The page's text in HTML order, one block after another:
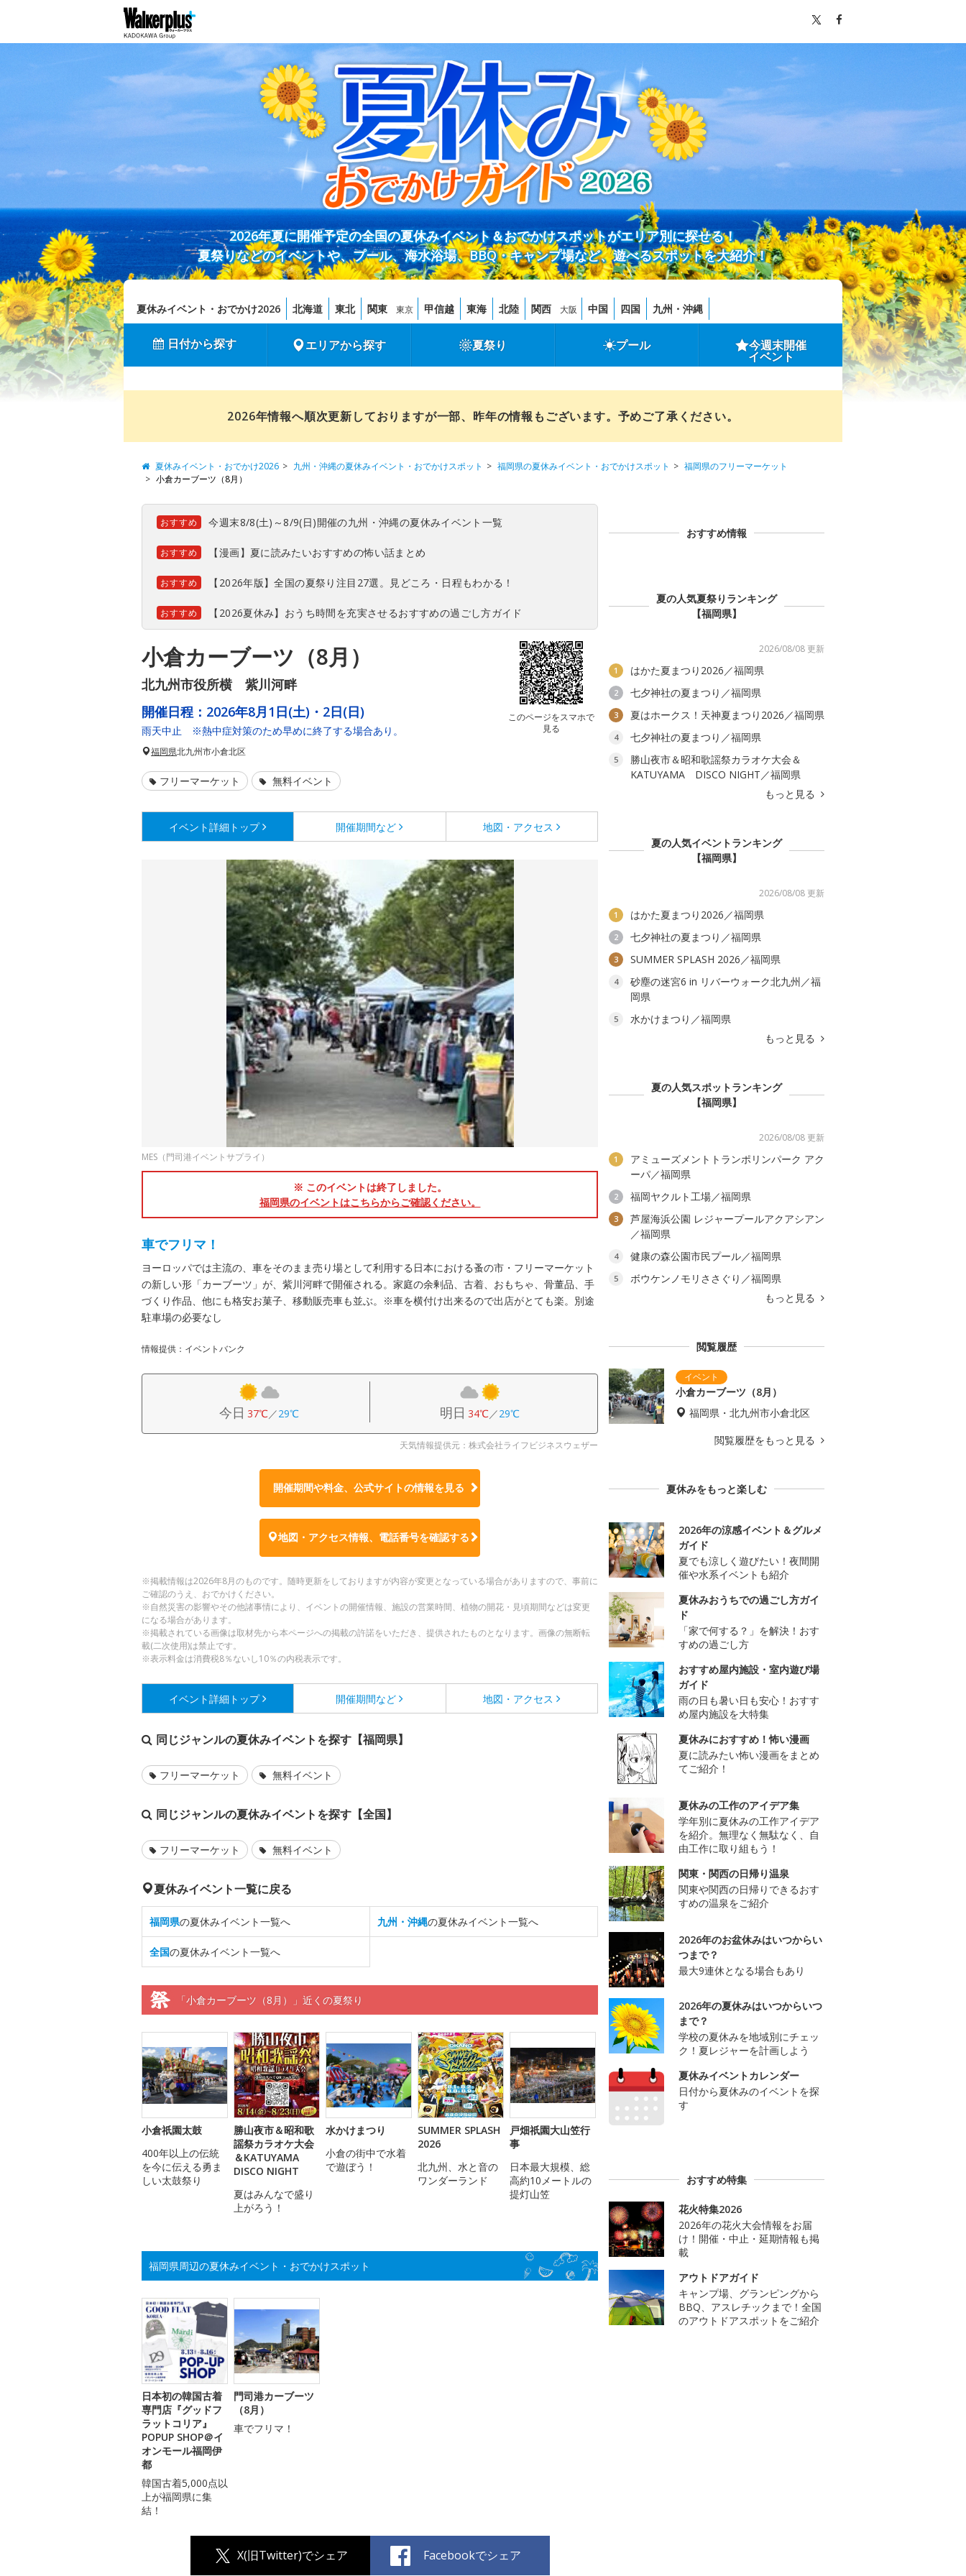
2026年夏に開催予定の全国の夏休みイベント＆おでかけスポットがエリア別に探せる！
夏祭りなどのイベントや、プール、海水浴場、BBQ・キャンプ場など、遊べるスポットを大紹介！
夏休みイベント・おでかけ2026 北海道 東北 関東 東京 甲信越 東海 北陸 関西 大阪 中国 四国 九州・沖縄
日付から探す エリアから探す 夏祭り プール 今週末開催
イベント
2026年情報へ順次更新しておりますが一部、昨年の情報もございます。予めご了承ください。
夏休みイベント・おでかけ2026 九州・沖縄の夏休みイベント・おでかけスポット 福岡県の夏休みイベント・おでかけスポット
福岡県のフリーマーケット
小倉カーブーツ（8月）
おすすめ 今週末8/8(土)～8/9(日)開催の九州・沖縄の夏休みイベント一覧
おすすめ 【漫画】夏に読みたいおすすめの怖い話まとめ
おすすめ 【2026年版】全国の夏祭り注目27選。見どころ・日程もわかる！
おすすめ 【2026夏休み】おうち時間を充実させるおすすめの過ごし方ガイド
小倉カーブーツ（8月）
北九州市役所横 紫川河畔
このページをスマホで
見る
開催日程： 2026年8月1日(土)・2日(日)
雨天中止 ※熱中症対策のため早めに終了する場合あり。
福岡県北九州市小倉北区
フリーマーケット 無料イベント
イベント詳細 トップ 開催期間など 地図・アクセス
MES（門司港イベントサプライ）
※ このイベントは終了しました。
福岡県のイベントはこちらからご確認ください。
車でフリマ！
ヨーロッパでは主流の、車をそのまま売り場として利用する日本における蚤の市・フリーマーケット
の新しい形「カーブーツ」が、紫川河畔で開催される。家庭の余剰品、古着、おもちゃ、骨董品、手
づくり作品、他にも格安お菓子、移動販売車も並ぶ。※車を横付け出来るので出店がとても楽。別途
駐車場の必要なし
情報提供：イベントバンク
今日 37℃／29℃ 明日 34℃／29℃
天気情報提供元：株式会社ライフビジネスウェザー
開催期間や料金、公式サイトの情報を見る
地図・アクセス情報、電話番号を確認する
※掲載情報は2026年8月のものです。随時更新をしておりますが内容が変更となっている場合がありますので、事前に
ご確認のうえ、おでかけください。
※自然災害の影響やその他諸事情により、イベントの開催情報、施設の営業時間、植物の開花・見頃期間などは変更
になる場合があります。
※掲載されている画像は取材先から本ページへの掲載の許諾をいただき、提供されたものとなります。画像の無断転
載(二次使用)は禁止です。
※表示料金は消費税8％ないし10％の内税表示です。
イベント詳細 トップ 開催期間など 地図・アクセス
同じジャンルの夏休みイベントを探す【福岡県】
フリーマーケット 無料イベント
同じジャンルの夏休みイベントを探す【全国】
フリーマーケット 無料イベント
夏休みイベント一覧に戻る
福岡県の夏休みイベント一覧へ 九州・沖縄の夏休みイベント一覧へ
全国の夏休みイベント一覧へ
「小倉カーブーツ（8月）」近くの夏祭り
小倉祇園太鼓
400年以上の伝統
を今に伝える勇ま
しい太鼓祭り
勝山夜市＆昭和歌
謡祭カラオケ大会
＆KATUYAMA
DISCO NIGHT
夏はみんなで盛り
上がろう！
水かけまつり
小倉の街中で水着
で遊ぼう！
SUMMER SPLASH
2026
北九州、水と音の
ワンダーランド
戸畑祇園大山笠行
事
日本最大規模、総
高約10メートルの
提灯山笠
福岡県周辺の夏休みイベント・おでかけスポット
日本初の韓国古着
専門店『グッドフ
ラットコリア』
POPUP SHOP＠イ
オンモール福岡伊
都
韓国古着5,000点以
上が福岡県に集
結！
門司港カーブーツ
（8月）
車でフリマ！
X(旧Twitter)でシェア Facebookでシェア
おすすめ情報
夏の人気夏祭りランキング
【福岡県】
2026/08/08 更新
1 はかた夏まつり2026／福岡県
2 七夕神社の夏まつり／福岡県
3 夏はホークス！天神夏まつり2026／福岡県
4 七夕神社の夏まつり／福岡県
5
勝山夜市＆昭和歌謡祭カラオケ大会＆
KATUYAMA DISCO NIGHT／福岡県
もっと見る
夏の人気イベントランキング
【福岡県】
2026/08/08 更新
1 はかた夏まつり2026／福岡県
2 七夕神社の夏まつり／福岡県
3 SUMMER SPLASH 2026／福岡県
4
砂塵の迷宮6 in リバーウォーク北九州／福
岡県
5
水かけまつり／福岡県
もっと見る
夏の人気スポットランキング
【福岡県】
2026/08/08 更新
1
アミューズメントトランポリンパーク アク
ーパ／福岡県
2 福岡ヤクルト工場／福岡県
3
芦屋海浜公園 レジャープールアクアシアン
／福岡県
4 健康の森公園市民プール／福岡県
5
ボウケンノモリささぐり／福岡県
もっと見る
閲覧履歴
小倉カーブーツ（8月）
福岡県・北九州市小倉北区
閲覧履歴をもっと見る
夏休みをもっと楽しむ
2026年の涼感イベント＆グルメ
ガイド
夏でも涼しく遊びたい！夜間開
催や水系イベントも紹介
夏休みおうちでの過ごし方ガイ
ド
「家で何する？」を解決！おす
すめの過ごし方
おすすめ屋内施設・室内遊び場
ガイド
雨の日も暑い日も安心！おすす
め屋内施設を大特集
夏休みにおすすめ！怖い漫画
夏に読みたい怖い漫画をまとめ
てご紹介！
夏休みの工作のアイデア集
学年別に夏休みの工作アイデア
を紹介。無理なく無駄なく、自
由工作に取り組もう！
関東・関西の日帰り温泉
関東や関西の日帰りできるおす
すめの温泉をご紹介
2026年のお盆休みはいつからい
つまで？
最大9連休となる場合もあり
2026年の夏休みはいつからいつ
まで？
学校の夏休みを地域別にチェッ
ク！夏レジャーを計画しよう
夏休みイベントカレンダー
日付から夏休みのイベントを探
す
おすすめ特集
花火特集2026
2026年の花火大会情報をお届
け！開催・中止・延期情報も掲
載
アウトドアガイド
キャンプ場、グランピングから
BBQ、アスレチックまで！全国
のアウトドアスポットをご紹介